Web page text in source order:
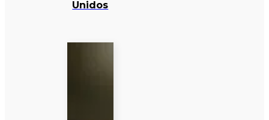
Unidos